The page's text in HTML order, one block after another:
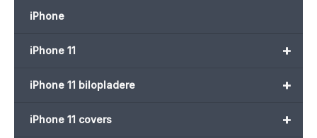
iPhone
+
iPhone 11
+
iPhone 11 bilopladere
+
iPhone 11 covers